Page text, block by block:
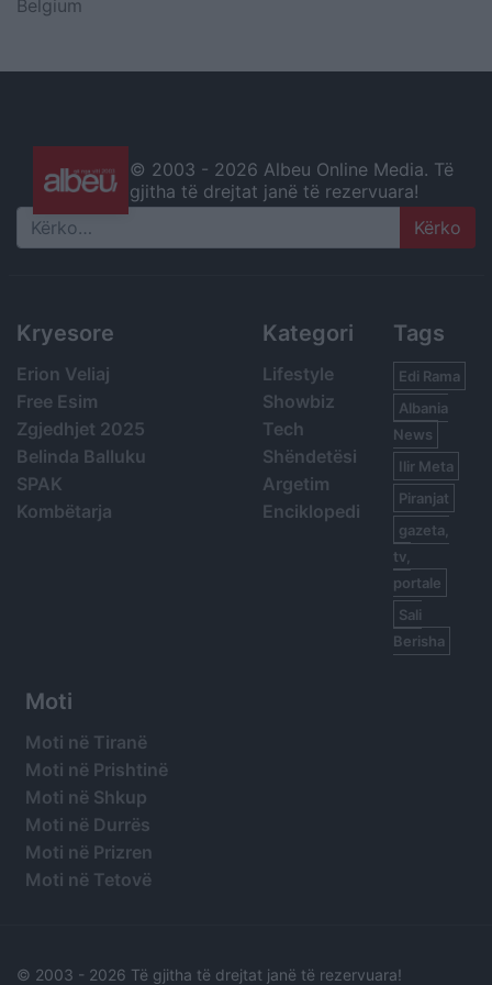
Belgium
© 2003 - 2026 Albeu Online Media. Të
gjitha të drejtat janë të rezervuara!
Search
Kryesore
Erion Veliaj
Free Esim
Zgjedhjet 2025
Belinda Balluku
SPAK
Kombëtarja
Kategori
Lifestyle
Showbiz
Tech
Shëndetësi
Argetim
Enciklopedi
Tags
Edi Rama
Albania
News
Ilir Meta
Piranjat
gazeta,
tv,
portale
Sali
Berisha
Moti
Moti në Tiranë
Moti në Prishtinë
Moti në Shkup
Moti në Durrës
Moti në Prizren
Moti në Tetovë
© 2003 - 2026 Të gjitha të drejtat janë të rezervuara!